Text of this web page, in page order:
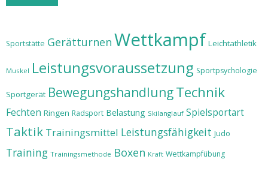
Sportstätte Gerätturnen Wettkampf Leichtathletik
Muskel Leistungsvoraussetzung Sportpsychologie
Sportgerät BewegungshandlungTechnik
Fechten Ringen Radsport Belastung Skilanglauf Spielsportart
Taktik Trainingsmittel Leistungsfähigkeit Judo
Training Trainingsmethode Boxen Kraft Wettkampfübung